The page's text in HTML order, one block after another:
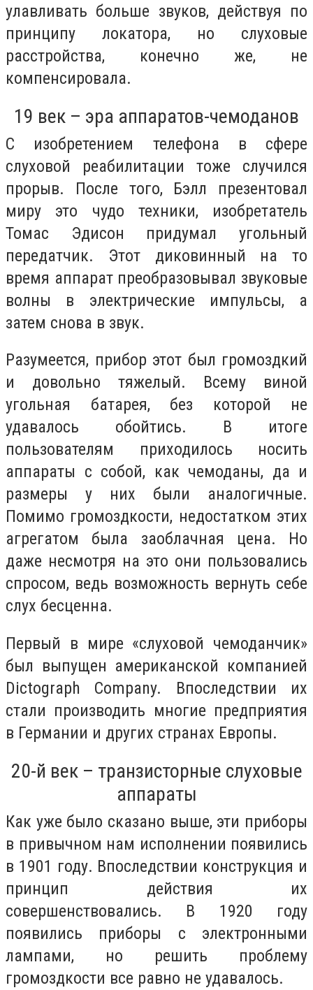
улавливать больше звуков, действуя по
принципу локатора, но слуховые
расстройства, конечно же, не
компенсировала.
19 век – эра аппаратов-чемоданов
С изобретением телефона в сфере
слуховой реабилитации тоже случился
прорыв. После того, Бэлл презентовал
миру это чудо техники, изобретатель
Томас Эдисон придумал угольный
передатчик. Этот диковинный на то
время аппарат преобразовывал звуковые
волны в электрические импульсы, а
затем снова в звук.
Разумеется, прибор этот был громоздкий
и довольно тяжелый. Всему виной
угольная батарея, без которой не
удавалось обойтись. В итоге
пользователям приходилось носить
аппараты с собой, как чемоданы, да и
размеры у них были аналогичные.
Помимо громоздкости, недостатком этих
агрегатом была заоблачная цена. Но
даже несмотря на это они пользовались
спросом, ведь возможность вернуть себе
слух бесценна.
Первый в мире «слуховой чемоданчик»
был выпущен американской компанией
Dictograph Company. Впоследствии их
стали производить многие предприятия
в Германии и других странах Европы.
20-й век – транзисторные слуховые
аппараты
Как уже было сказано выше, эти приборы
в привычном нам исполнении появились
в 1901 году. Впоследствии конструкция и
принцип действия их
совершенствовались. В 1920 году
появились приборы с электронными
лампами, но решить проблему
громоздкости все равно не удавалось.